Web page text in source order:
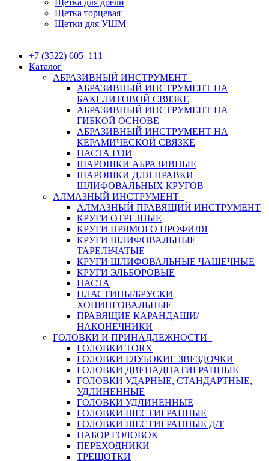
Щетка для дрели
Щетка торцевая
Щетки для УШМ
+7 (3522) 605‒111
Каталог
АБРАЗИВНЫЙ ИНСТРУМЕНТ
АБРАЗИВНЫЙ ИНСТРУМЕНТ НА
БАКЕЛИТОВОЙ СВЯЗКЕ
АБРАЗИВНЫЙ ИНСТРУМЕНТ НА
ГИБКОЙ ОСНОВЕ
АБРАЗИВНЫЙ ИНСТРУМЕНТ НА
КЕРАМИЧЕСКОЙ СВЯЗКЕ
ПАСТА ГОИ
ШАРОШКИ АБРАЗИВНЫЕ
ШАРОШКИ ДЛЯ ПРАВКИ
ШЛИФОВАЛЬНЫХ КРУГОВ
АЛМАЗНЫЙ ИНСТРУМЕНТ
АЛМАЗНЫЙ ПРАВЯЩИЙ ИНСТРУМЕНТ
КРУГИ ОТРЕЗНЫЕ
КРУГИ ПРЯМОГО ПРОФИЛЯ
КРУГИ ШЛИФОВАЛЬНЫЕ
ТАРЕЛЬЧАТЫЕ
КРУГИ ШЛИФОВАЛЬНЫЕ ЧАШЕЧНЫЕ
КРУГИ ЭЛЬБОРОВЫЕ
ПАСТА
ПЛАСТИНЫ/БРУСКИ
ХОНИНГОВАЛЬНЫЕ
ПРАВЯЩИЕ КАРАНДАШИ/
НАКОНЕЧНИКИ
ГОЛОВКИ И ПРИНАДЛЕЖНОСТИ
ГОЛОВКИ TORX
ГОЛОВКИ ГЛУБОКИЕ ЗВЕЗДОЧКИ
ГОЛОВКИ ДВЕНАДЦАТИГРАННЫЕ
ГОЛОВКИ УДАРНЫЕ, СТАНДАРТНЫЕ,
УДЛИНЕННЫЕ
ГОЛОВКИ УДЛИНЕННЫЕ
ГОЛОВКИ ШЕСТИГРАННЫЕ
ГОЛОВКИ ШЕСТИГРАННЫЕ Д/Т
НАБОР ГОЛОВОК
ПЕРЕХОДНИКИ
ТРЕЩОТКИ